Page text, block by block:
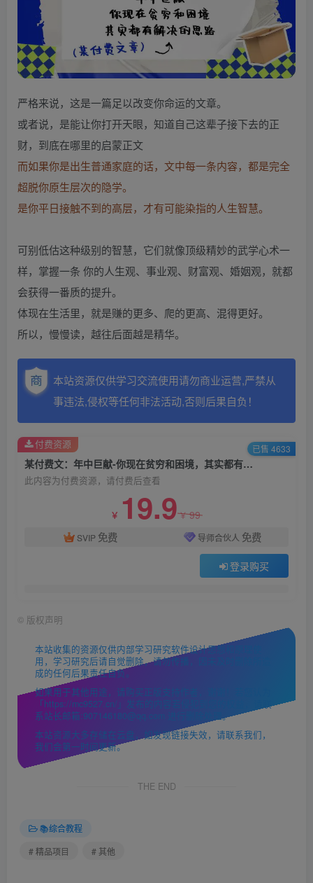
严格来说，这是一篇足以改变你命运的文章。
或者说，是能让你打开天眼，知道自己这辈子接下去的正
财，到底在哪里的启蒙正文
而如果你是出生普通家庭的话，文中每一条内容，都是完全
超脱你原生层次的隐学。
是你平日接触不到的高层，才有可能染指的人生智慧。
可别低估这种级别的智慧，它们就像顶级精妙的武学心术一
样，掌握一条 你的人生观、事业观、财富观、婚姻观，就都
会获得一番质的提升。
体现在生活里，就是赚的更多、爬的更高、混得更好。
所以，慢慢读，越往后面越是精华。
本站资源仅供学习交流使用请勿商业运营,严禁从
事违法,侵权等任何非法活动,否则后果自负！
某付费文：年中巨献-你现在贫穷和困境，其实都有解决的思路 (进来抄作业)
此内容为付费资源，请付费后查看
￥ 19.9￥99
SVIP 免费 导师合伙人 免费
登录购买
付费资源 已售 4633
© 版权声明
本站收集的资源仅供内部学习研究软件设计思想和原理使
用，学习研究后请自觉删除，请勿传播，因未及时删除所造
成的任何后果责任自负。
如果用于其他用途，请购买正版支持作者，谢谢！若您认为
「https://mc9527.cn/」发布的内容若侵犯到您的权益，请联
系站长邮箱:907146180@qq.com 进行删除处理。
本站资源大多存储在云盘，如发现链接失效，请联系我们，
我们会第一时间更新。
THE END
📚综合教程
# 精品项目
# 其他